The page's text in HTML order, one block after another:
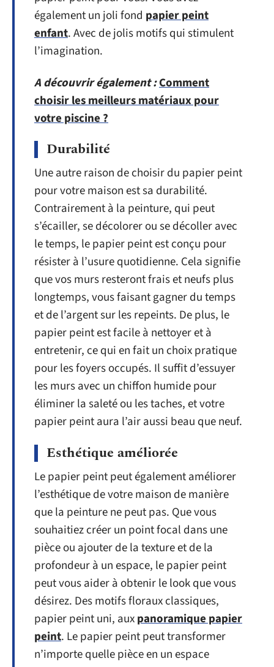
également un joli fond papier peint
enfant. Avec de jolis motifs qui stimulent
l’imagination.
A découvrir également :Comment
choisir les meilleurs matériaux pour
votre piscine ?
Durabilité
Une autre raison de choisir du papier peint
pour votre maison est sa durabilité.
Contrairement à la peinture, qui peut
s’écailler, se décolorer ou se décoller avec
le temps, le papier peint est conçu pour
résister à l’usure quotidienne. Cela signifie
que vos murs resteront frais et neufs plus
longtemps, vous faisant gagner du temps
et de l’argent sur les repeints. De plus, le
papier peint est facile à nettoyer et à
entretenir, ce qui en fait un choix pratique
pour les foyers occupés. Il suffit d’essuyer
les murs avec un chiffon humide pour
éliminer la saleté ou les taches, et votre
papier peint aura l’air aussi beau que neuf.
Esthétique améliorée
Le papier peint peut également améliorer
l’esthétique de votre maison de manière
que la peinture ne peut pas. Que vous
souhaitiez créer un point focal dans une
pièce ou ajouter de la texture et de la
profondeur à un espace, le papier peint
peut vous aider à obtenir le look que vous
désirez. Des motifs floraux classiques,
papier peint uni, auxpanoramique papier
peint. Le papier peint peut transformer
n’importe quelle pièce en un espace